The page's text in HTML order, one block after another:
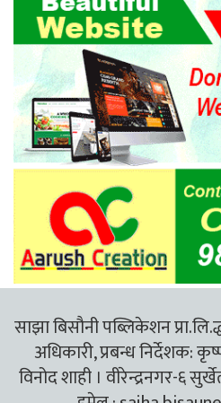
साझा बिसौनी पब्लिकेशन
अधिकारी, प्रबन्ध निर्देशक:
विनोद शाही । वीरेन्द्रनगर-६